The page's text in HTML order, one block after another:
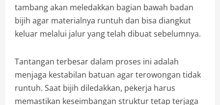
tambang akan meledakkan bagian bawah badan
bijih agar materialnya runtuh dan bisa diangkut
keluar melalui jalur yang telah dibuat sebelumnya.
Tantangan terbesar dalam proses ini adalah
menjaga kestabilan batuan agar terowongan tidak
runtuh. Saat bijih diledakkan, pekerja harus
memastikan keseimbangan struktur tetap terjaga